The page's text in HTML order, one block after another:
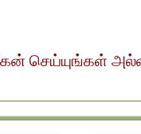
செய்யுங்கள்